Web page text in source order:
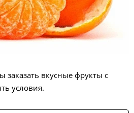
заказать вкусные фрукты с
условия.